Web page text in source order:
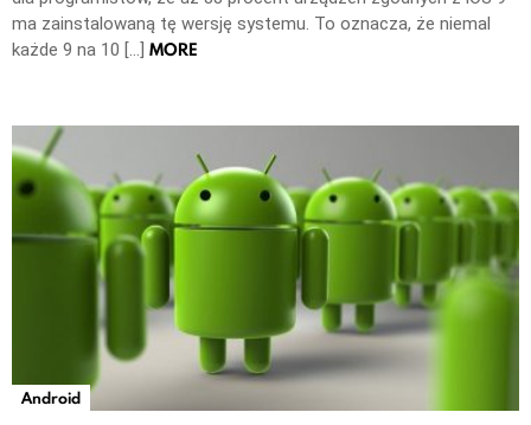
ma zainstalowaną tę wersję systemu. To oznacza, że niemal
każde 9 na 10 […] MORE
Android